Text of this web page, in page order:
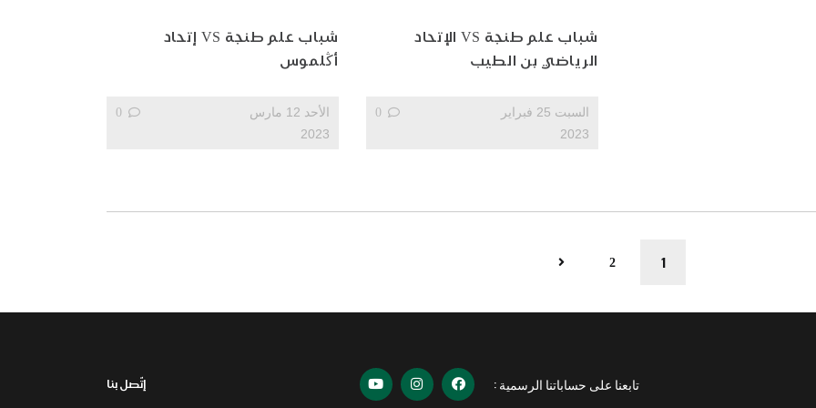
شباب علم طنجة VS إتحاد
أڭلموس
الأحد 12 مارس
2023
0
شباب علم طنجة VS الإتحاد
الرياضي بن الطيب
السبت 25 فبراير
2023
0
1
2
إتّصل بنا تابعنا على حساباتنا الرسمية :